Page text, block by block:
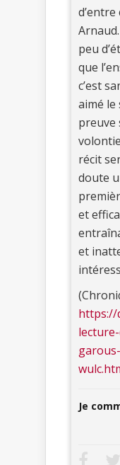
peu
que
c’est
aimé le
preuve
récit
doute
et
et
https://
Je